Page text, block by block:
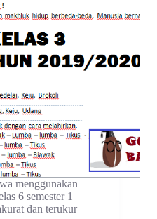
menggunakan
6 semester 1
dan terukur